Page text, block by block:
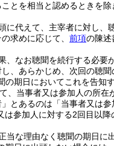
とを相当と認めるときを除
に代えて、主宰者に対し、
求めに応じて、 前項の陳述
、なお聴聞を続行する必要
、あらかじめ、次回の聴
期日においてこれを告知す
、当事者又は参加人の所在
とあるのは「当事者又は
は参加人に対する2回目以
な理由なく聴聞の期日に